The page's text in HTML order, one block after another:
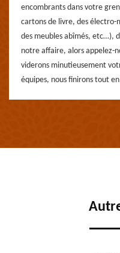
encombrants dans votre
cartons de livre, des électro-
des meubles abîmés, etc…),
notre affaire, alors appelez-
viderons minutieusement
équipes, nous finirons tout